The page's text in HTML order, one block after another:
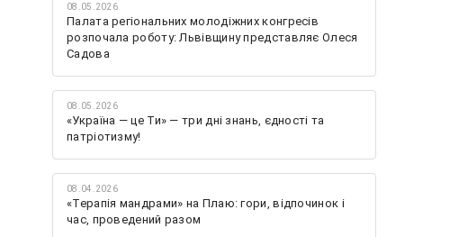
08.05.2026
Палата регіональних молодіжних конгресів
розпочала роботу: Львівщину представляє Олеся
Садова
08.05.2026
«Україна — це Ти» — три дні знань, єдності та
патріотизму!
08.04.2026
«Терапія мандрами» на Плаю: гори, відпочинок і
час, проведений разом